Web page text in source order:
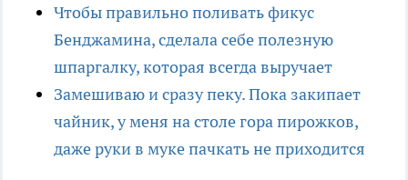
Чтобы правильно поливать фикус
Бенджамина, сделала себе полезную
шпаргалку, которая всегда выручает
Замешиваю и сразу пеку. Пока закипает
чайник, у меня на столе гора пирожков,
даже руки в муке пачкать не приходится